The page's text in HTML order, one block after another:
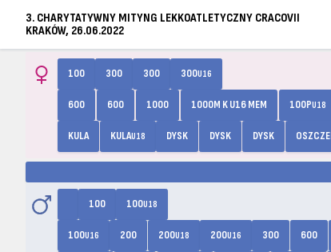
3. CHARYTATYWNY MITYNG LEKKOATLETYCZNY CRACOVII
KRAKÓW, 26.06.2022
100 300 300 300U16
600 600 1000 1000M K U16 MEM 100PU18
KULA KULAU18 DYSK DYSK DYSK
100 100U18
100U16 200 200U18 200U16 300 600